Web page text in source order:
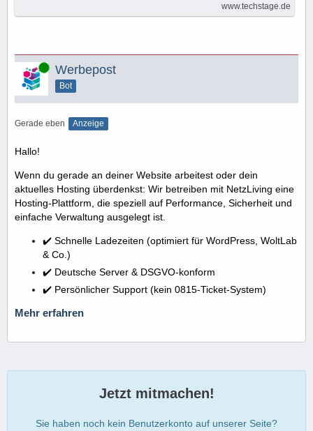
www.techstage.de
Online Werbepost
Bot
Gerade eben Anzeige
Hallo!
Wenn du gerade an deiner Website arbeitest oder dein
aktuelles Hosting überdenkst: Wir betreiben mit NetzLiving eine
Hosting-Plattform, die speziell auf Performance, Sicherheit und
einfache Verwaltung ausgelegt ist.
✔️ Schnelle Ladezeiten (optimiert für WordPress, WoltLab
& Co.)
✔️ Deutsche Server & DSGVO-konform
✔️ Persönlicher Support (kein 0815-Ticket-System)
Mehr erfahren
Jetzt mitmachen!
Sie haben noch kein Benutzerkonto auf unserer Seite?